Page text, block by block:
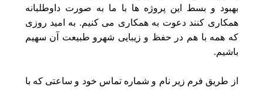
بهبود و بسط این پروژه ها با ما به صورت داوطلبانه
همکاری کنند دعوت به همکاری می کنیم. به امید روزی
که همه با هم در حفظ و زیبایی شهرو طبیعت آن سهیم
باشیم.
از طریق فرم زیر نام و شماره تماس خود و ساعتی که با